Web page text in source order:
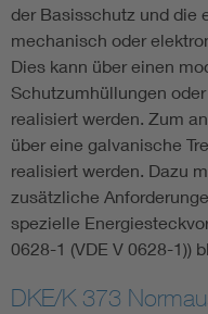
der Basisschutz und die
mechanisch oder
Dies kann über einen
Schutzumhüllungen
realisiert werden. Zum
über eine galvanische
realisiert werden. Dazu
zusätzliche
spezielle
0628-1 (VDE V 0628-1))
DKE/K 373